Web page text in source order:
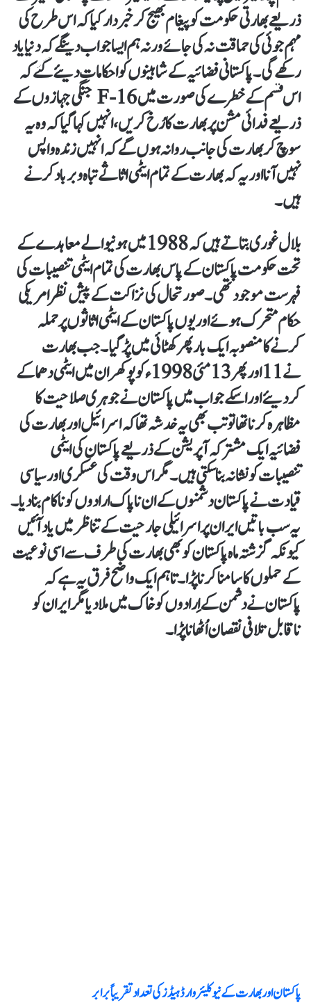
ذریعے بھارتی حکومت کو پیغام بھیج کر خبردار کیا کہ اس طرح کی
مہم جوئی کی حماقت نہ کی جائے ورنہ ہم ایسا جواب دینگے کہ دنیا یاد
رکھے گی۔پاکستانی فضائیہ کے شاہینوں کو احکامات دیئے گئے کہ
اس قسم کے خطرے کی صورت میںF-16 جنگی جہازوں کے
ذریعے فدائی مشن پر بھارت کا رُخ کریں، انہیں کہا گیا کہ وہ یہ
سوچ کر بھارت کی جانب روانہ ہوں گے کہ انہیں زندہ واپس
نہیں آنا اور یہ کہ بھارت کے تمام ایٹمی اثاثے تباہ و برباد کرنے
ہیں۔
بلال غوری بتاتے ہیں کہ 1988 میں ہونیوالے معاہدے کے
تحت حکومت پاکستان کے پاس بھارت کی تمام ایٹمی تنصیبات کی
فہرست موجود تھی۔ صورتحال کی نزاکت کے پیش نظر امریکی
حکام متحرک ہوئے اور یوں پاکستان کے ایٹمی اثاثوں پر حملہ
کرنے کا منصوبہ ایک بار پھر کھٹائی میں پڑ گیا۔ جب بھارت
نے 11 اور پھر 13 مئی 1998ء کو پوکھران میں ایٹمی دھماکے
کردیئے اور اسکے جواب میں پاکستان نے جوہری صلاحیت کا
مظاہرہ کرنا تھا تو تب بھی یہ خدشہ تھا کہ اسرائیل اور بھارت کی
فضائیہ ایک مشترکہ آپریشن کے ذریعے پاکستان کی ایٹمی
تنصیبات کو نشانہ بنا سکتی ہیں۔ مگر اس وقت کی عسکری اور سیاسی
قیادت نے پاکستان دشمنوں کے ان ناپاک ارادوں کو ناکام بنا دیا۔
یہ سب باتیں ایران پر اسرائیلی جارحیت کے تناظر میں یاد آئیں
کیونکہ گزشتہ ماہ پاکستان کو بھی بھارت کی طرف سے اسی نوعیت
کے حملوں کا سامنا کرنا پڑا۔ تاہم ایک واضح فرق یہ ہے کہ
پاکستان نے دشمن کے اِرادوں کو خاک میں ملا دیا مگر ایران کو
ناقابل تلافی نقصان اُٹھانا پڑا۔
پاکستان اور بھارت کے نیوکلیئر وارڈ ہیڈز کی تعداد تقریباً برابر